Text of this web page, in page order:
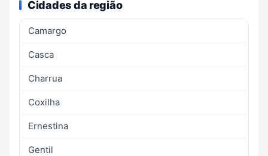
Cidades da região
Camargo
Casca
Charrua
Coxilha
Ernestina
Gentil